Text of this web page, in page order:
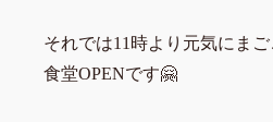
それでは11時より元気にま
食堂OPENです🤗